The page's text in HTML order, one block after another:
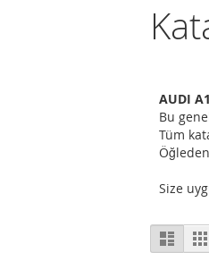
AUDI
Bu
Tüm
Size
Liste